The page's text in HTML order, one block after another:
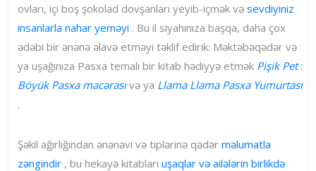
ovları, içi boş şokolad dovşanları yeyib-içmək və sevdiyiniz
insanlarla nahar yeməyi . Bu il siyahınıza başqa, daha çox
ədəbi bir ənənə əlavə etməyi təklif edirik: Məktəbəqədər və
ya uşağınıza Pasxa temalı bir kitab hədiyyə etmək Pişik Pet :
Böyük Pasxa macərası və ya Llama Llama Pasxa Yumurtası
.
Şəkil ağırlığından ənənəvi və tiplərinə qədər məlumatla
zəngindir , bu hekayə kitabları uşaqlar və ailələrin birlikdə